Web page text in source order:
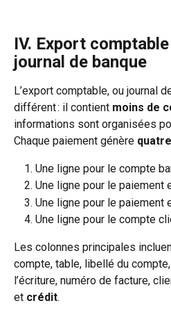
IV. Export
journal de banque
L’export comptable, ou journal
différent : il contient moins de
informations sont organisées
Chaque paiement génère
Une ligne pour le compte
Une ligne pour le paiement
Une ligne pour le paiement
Une ligne pour le compte
Les colonnes principales
compte, table, libellé du
l’écriture, numéro de facture,
et crédit.